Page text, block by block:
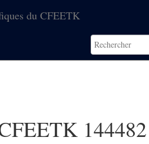
du CFEETK
144482